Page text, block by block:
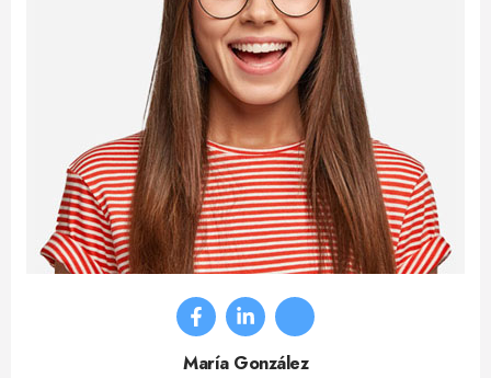
María González